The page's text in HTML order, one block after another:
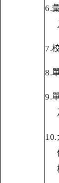
6.
7.
8.
9.
10.